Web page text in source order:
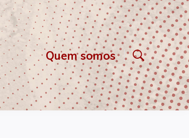
Quem somos